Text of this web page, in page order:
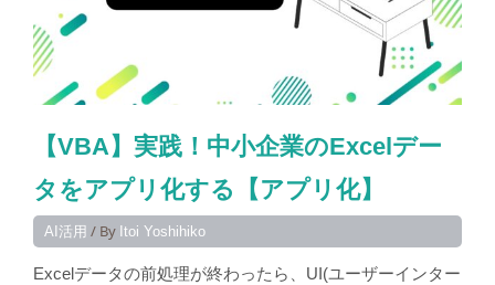
【VBA】実践！中小企業のExcelデー
タをアプリ化する【アプリ化】
AI活用 / By Itoi Yoshihiko
Excelデータの前処理が終わったら、UI(ユーザーインター